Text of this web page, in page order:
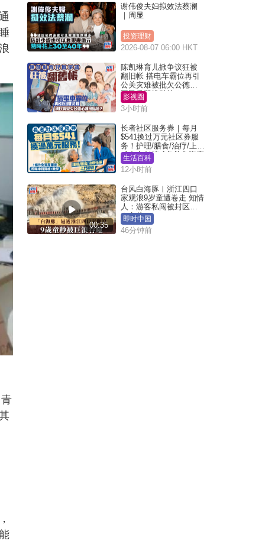
谢伟俊夫妇拟效法蔡澜
｜周显
投资理财
2026-08-07 06:00 HKT
陈凯琳育儿掀争议狂被
翻旧帐 搭电车霸位再引
公关灾难被批欠公德心
网民质疑扮贴地？
影视圈
3小时前
长者社区服务券｜每月
$541换过万元社区券服
务！护理/膳食/治疗/上门
或中心任拣 1条件免资产
审查（附申请资格及教
学）
生活百科
12小时前
00:35
台风白海豚︱浙江四口
家观浪9岁童遭卷走 知情
人：游客私闯被封区域
︱有片
即时中国
46分钟前